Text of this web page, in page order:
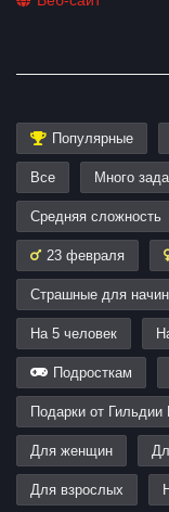
Популярные
Все Много
Средняя сложность
23 февраля
Страшные для
На 5 человек
Подросткам
Подарки от Гильдии
Для женщин
Для взрослых